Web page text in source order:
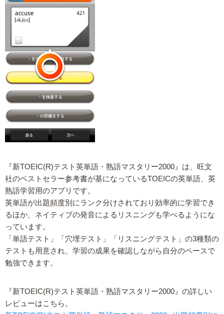
『新TOEIC(R)テスト英単語・熟語マスタリー2000』は、旺文
社のベストセラー参考書が基になっているTOEICの英単語、英
熟語学習用のアプリです。
英単語が出題頻度別にランク分けされており効率的に学習でき
るほか、ネイティブの発音によるリスニングも学べるようにな
っています。
「単語テスト」「穴埋テスト」「リスニングテスト」の3種類の
テストも用意され、学習の成果を確認しながら自分のペースで
勉強できます。
『新TOEIC(R)テスト英単語・熟語マスタリー2000』の詳しい
レビューはこちら。